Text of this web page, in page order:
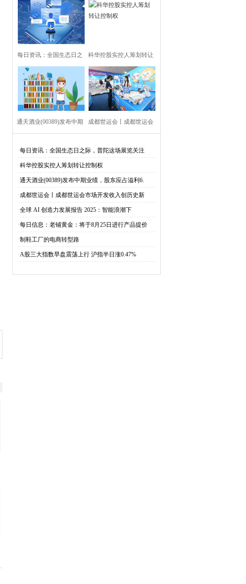
每日资讯：全国生态日之
际，普陀这场展览关注古
树保护→
科华控股实控人筹划转让
控制权
通天酒业(00389)发布中期
元|信息
成都世运会丨成都世运会
·每日资讯：全国生态日之际，普陀这场展览关注
·科华控股实控人筹划转让控制权
·通天酒业(00389)发布中期业绩，股东应占溢利6.
·成都世运会丨成都世运会市场开发收入创历史新
·全球 AI 创造力发展报告 2025：智能浪潮下
·每日信息：老铺黄金：将于8月25日进行产品提价
·制鞋工厂的电商转型路
·A股三大指数早盘震荡上行 沪指半日涨0.47%